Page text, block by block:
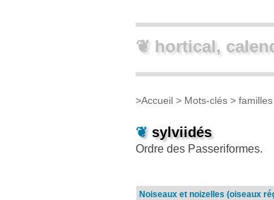
❦ hortical,
>Accueil > Mots-clés >
❦ sylviidés
Ordre des Passeriformes.
Noiseaux et noizelles (oiseaux